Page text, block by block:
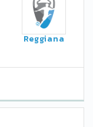
Reggiana